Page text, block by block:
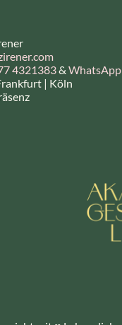
4321383& WhatsApp
| Köln